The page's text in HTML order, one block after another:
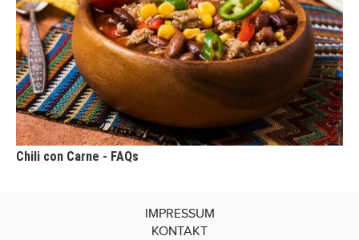
Chili con Carne - FAQs
IMPRESSUM
KONTAKT